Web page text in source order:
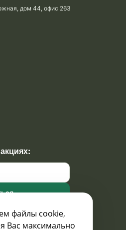
дом 44, офис 263
файлы cookie,
Вас максимально